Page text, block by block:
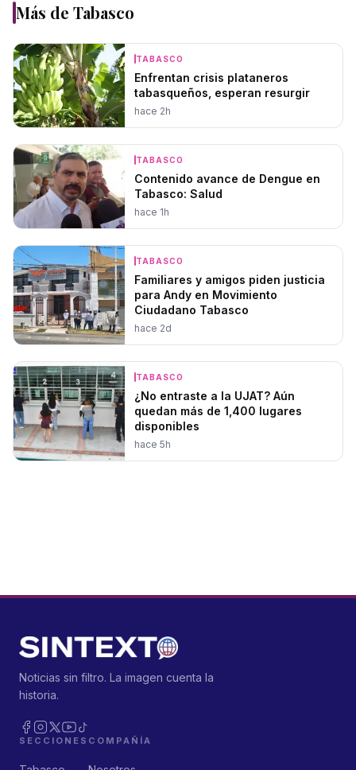
Más de Tabasco
TABASCO
Enfrentan crisis plataneros
tabasqueños, esperan resurgir
hace 2h
TABASCO
Contenido avance de Dengue en
Tabasco: Salud
hace 1h
TABASCO
Familiares y amigos piden justicia
para Andy en Movimiento
Ciudadano Tabasco
hace 2d
TABASCO
¿No entraste a la UJAT? Aún
quedan más de 1,400 lugares
disponibles
hace 5h
Noticias sin filtro. La imagen cuenta la
historia.
SECCIONES COMPAÑÍA